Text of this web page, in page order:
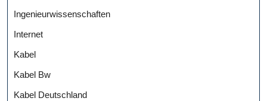
Ingenieurwissenschaften
Internet
Kabel
Kabel Bw
Kabel Deutschland